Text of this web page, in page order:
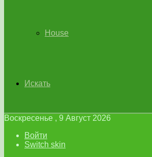
House
Искать
Воскресенье , 9 Август 2026
Войти
Switch skin